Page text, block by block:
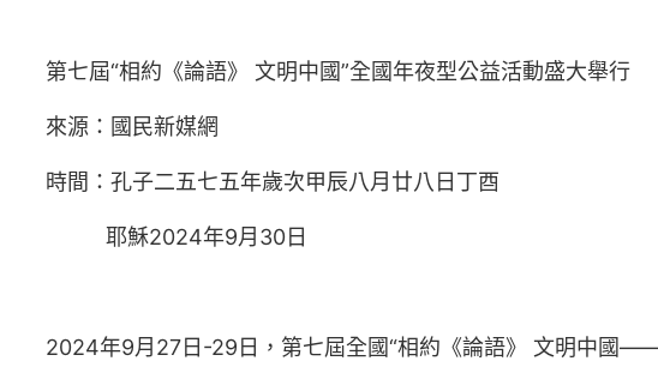
第七屆“相約《論語》 文明中國”全國年夜型公益活動盛大舉行
來源：國民新媒網
時間：孔子二五七五年歲次甲辰八月廿八日丁酉
耶穌2024年9月30日
2024年9月27日-29日，第七屆全國“相約《論語》 文明中國